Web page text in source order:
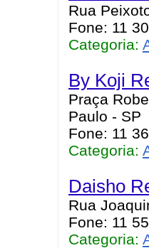
Rua
Fone: 11
Categoria:
By Koji
Praça
Paulo - SP
Fone: 11
Categoria:
Daisho
Rua
Fone: 11
Categoria: